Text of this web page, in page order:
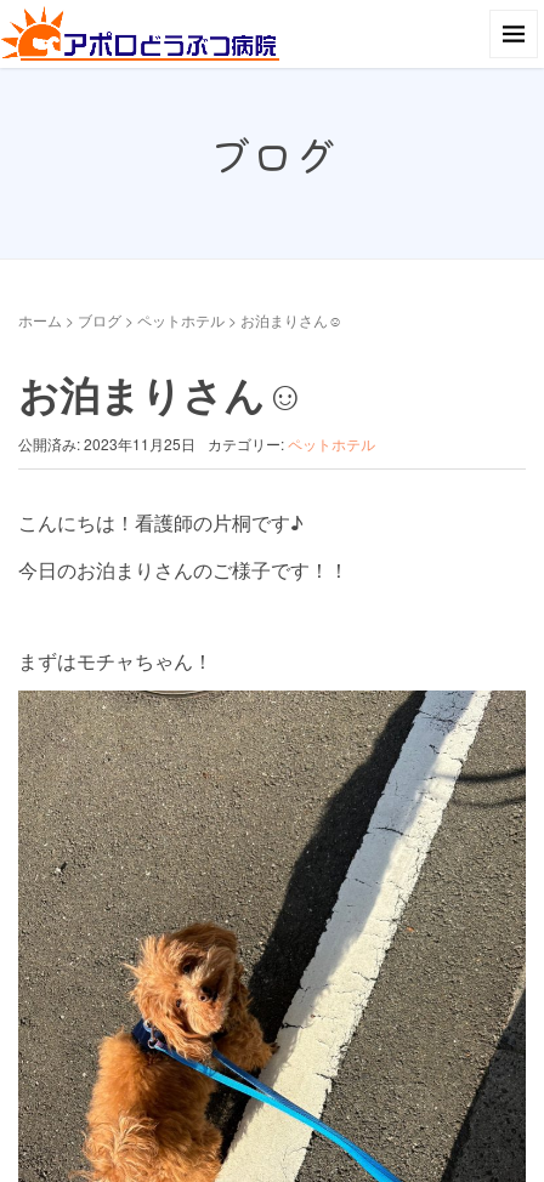
ブログ
ホーム > ブログ > ペットホテル > お泊まりさん☺︎
お泊まりさん☺︎
公開済み: 2023年11月25日 カテゴリー:ペットホテル
こんにちは！看護師の片桐です♪
今日のお泊まりさんのご様子です！！
まずはモチャちゃん！